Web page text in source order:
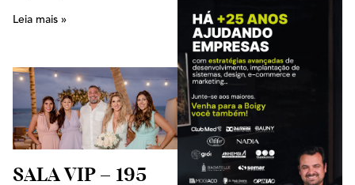
Leia mais »
SALA VIP – 195